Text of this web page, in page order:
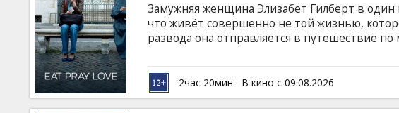
Кинозакуски
B2B
Клуб
Замужняя женщина Элизабет Гилберт в
что живёт совершенно не той жизнью,
развода она отправляется в путешествие
субтитрами на латышском язык.
2час 20мин В кино с 09.08.2026